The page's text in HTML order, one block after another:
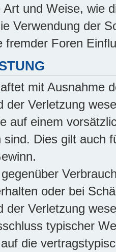
Art und Weise, wie
Verwendung der
fremder Foren
mit Ausnahme
der Verletzung
auf einem
sind. Dies gilt auch
oder bei
der Verletzung
typischer
die